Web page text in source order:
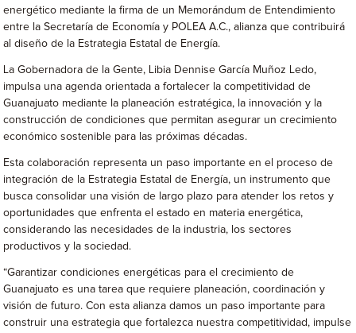
energético mediante la firma de un Memorándum de Entendimiento
entre la Secretaría de Economía y POLEA A.C., alianza que contribuirá
al diseño de la Estrategia Estatal de Energía.
La Gobernadora de la Gente, Libia Dennise García Muñoz Ledo,
impulsa una agenda orientada a fortalecer la competitividad de
Guanajuato mediante la planeación estratégica, la innovación y la
construcción de condiciones que permitan asegurar un crecimiento
económico sostenible para las próximas décadas.
Esta colaboración representa un paso importante en el proceso de
integración de la Estrategia Estatal de Energía, un instrumento que
busca consolidar una visión de largo plazo para atender los retos y
oportunidades que enfrenta el estado en materia energética,
considerando las necesidades de la industria, los sectores
productivos y la sociedad.
“Garantizar condiciones energéticas para el crecimiento de
Guanajuato es una tarea que requiere planeación, coordinación y
visión de futuro. Con esta alianza damos un paso importante para
construir una estrategia que fortalezca nuestra competitividad, impulse